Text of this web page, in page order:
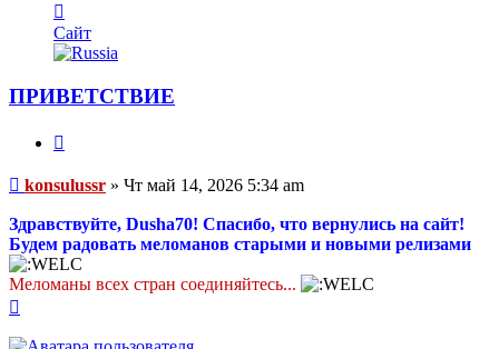
информация
пользователя
konsulussr
Сайт
ПРИВЕТСТВИЕ
Сообщение
konsulussr » Чт май 14, 2026 5:34 am
Здравствуйте, Dusha70! Спасибо, что вернулись на сайт!
Будем радовать меломанов старыми и новыми релизами
Меломаны всех стран соединяйтесь...
началу